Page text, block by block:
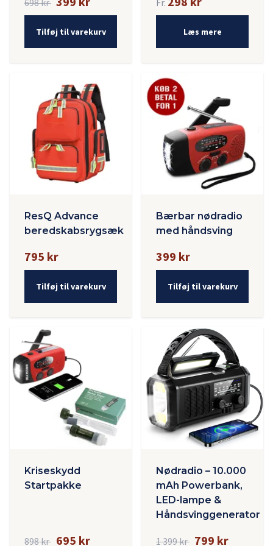
698 kr
Tilføj til varekurv
Fr.
Læs mere
ResQ Advance
beredskabsrygsæk
795 kr
Tilføj til varekurv
Bærbar nødradio
med håndsving
399 kr
Tilføj til varekurv
Kriseskydd
Startpakke
898 kr 695 kr
Nødradio – 10.000
mAh Powerbank,
LED-lampe &
Håndsvinggenerator
1 399 kr 799 kr